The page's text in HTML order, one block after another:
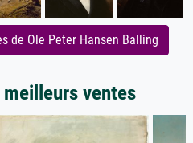
de Ole Peter Hansen Balling
ventes